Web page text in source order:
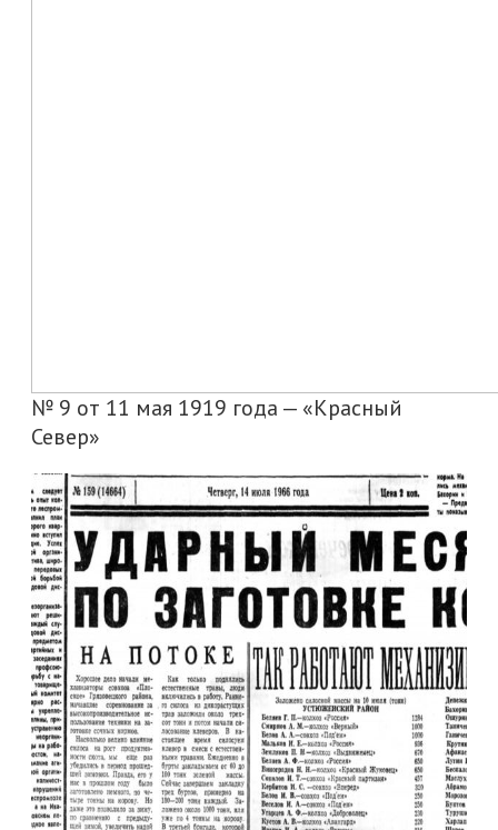
№ 9 от 11 мая 1919 года — «Красный
Север»